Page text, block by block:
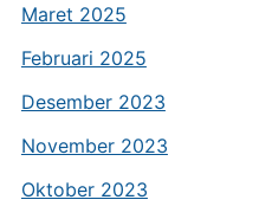
Maret 2025
Februari 2025
Desember 2023
November 2023
Oktober 2023